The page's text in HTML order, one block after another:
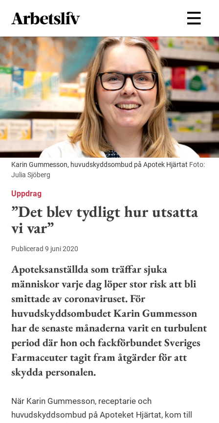
Hoppa till huvudinnehållet
Karin Gummesson, huvudskyddsombud på Apotek Hjärtat Foto:
Julia Sjöberg
Uppdrag
”Det blev tydligt hur utsatta
vi var”
Publicerad 9 juni 2020
Apoteksanställda som träffar sjuka
människor varje dag löper stor risk att bli
smittade av coronaviruset. För
huvudskyddsombudet Karin Gummesson
har de senaste månaderna varit en turbulent
period där hon och fackförbundet Sveriges
Farmaceuter tagit fram åtgärder för att
skydda personalen.
När Karin Gummesson, receptarie och
huvudskyddsombud på Apoteket Hjärtat, kom till